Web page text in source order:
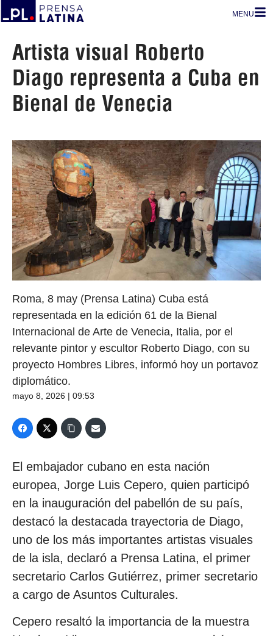
MENU
Artista visual Roberto
Diago representa a Cuba en
Bienal de Venecia
Roma, 8 may (Prensa Latina) Cuba está
representada en la edición 61 de la Bienal
Internacional de Arte de Venecia, Italia, por el
relevante pintor y escultor Roberto Diago, con su
proyecto Hombres Libres, informó hoy un portavoz
diplomático.
mayo 8, 2026 | 09:53
El embajador cubano en esta nación
europea, Jorge Luis Cepero, quien participó
en la inauguración del pabellón de su país,
destacó la destacada trayectoria de Diago,
uno de los más importantes artistas visuales
de la isla, declaró a Prensa Latina, el primer
secretario Carlos Gutiérrez, primer secretario
a cargo de Asuntos Culturales.
Cepero resaltó la importancia de la muestra